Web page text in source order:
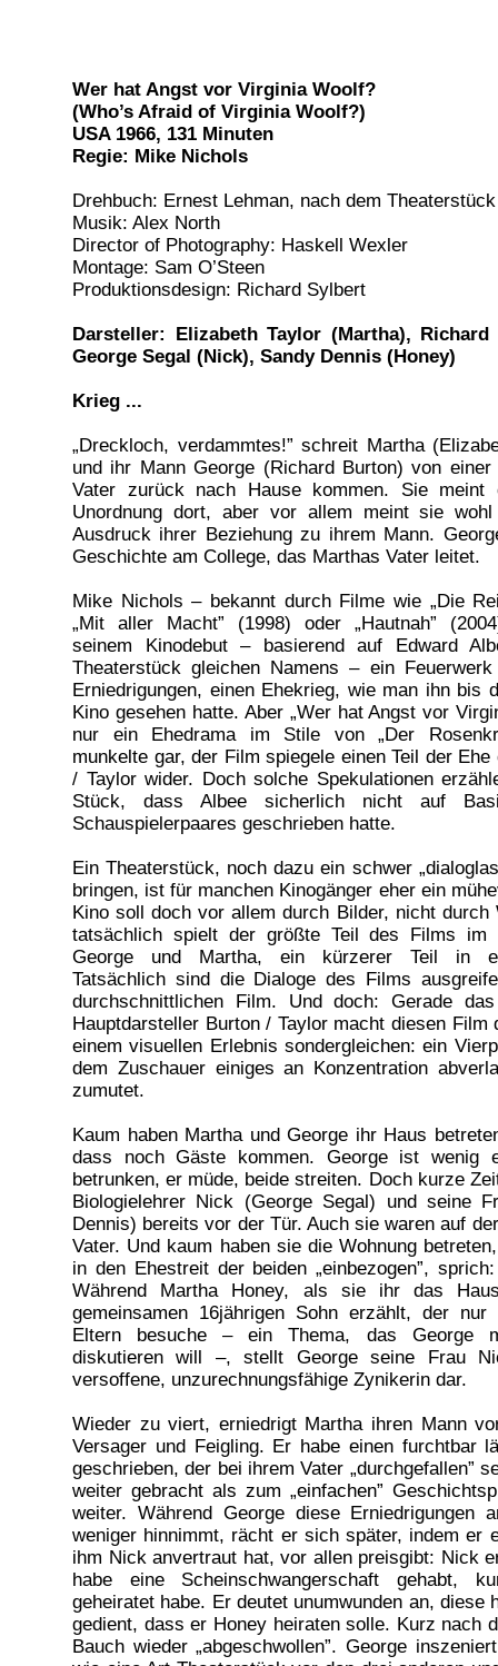
Wer hat Angst vor Virginia Woolf?
(Who’s Afraid of Virginia Woolf?)
USA 1966, 131 Minuten
Regie: Mike Nichols
Drehbuch: Ernest Lehman, nach dem
Musik: Alex North
Director of Photography: Haskell Wexler
Montage: Sam O’Steen
Produktionsdesign: Richard Sylbert
Darsteller: Elizabeth Taylor (Martha),
George Segal (Nick), Sandy Dennis (Honey)
Krieg ...
„Dreckloch, verdammtes!” schreit Martha
und ihr Mann George (Richard Burton) von
Vater zurück nach Hause kommen. Sie meint
Unordnung dort, aber vor allem meint sie
Ausdruck ihrer Beziehung zu ihrem Mann.
Geschichte am College, das Marthas Vater leitet.
Mike Nichols – bekannt durch Filme wie „Die
„Mit aller Macht” (1998) oder „Hautnah”
seinem Kinodebut – basierend auf Edward
Theaterstück gleichen Namens – ein
Erniedrigungen, einen Ehekrieg, wie man ihn bis
Kino gesehen hatte. Aber „Wer hat Angst vor
nur ein Ehedrama im Stile von „Der
munkelte gar, der Film spiegele einen Teil der
/ Taylor wider. Doch solche Spekulationen
Stück, dass Albee sicherlich nicht auf
Schauspielerpaares geschrieben hatte.
Ein Theaterstück, noch dazu ein schwer
bringen, ist für manchen Kinogänger eher ein
Kino soll doch vor allem durch Bilder, nicht durch
tatsächlich spielt der größte Teil des Films im
George und Martha, ein kürzerer Teil in
Tatsächlich sind die Dialoge des Films
durchschnittlichen Film. Und doch: Gerade
Hauptdarsteller Burton / Taylor macht diesen Film
einem visuellen Erlebnis sondergleichen: ein
dem Zuschauer einiges an Konzentration
zumutet.
Kaum haben Martha und George ihr Haus
dass noch Gäste kommen. George ist wenig
betrunken, er müde, beide streiten. Doch kurze
Biologielehrer Nick (George Segal) und seine
Dennis) bereits vor der Tür. Auch sie waren auf
Vater. Und kaum haben sie die Wohnung
in den Ehestreit der beiden „einbezogen”,
Während Martha Honey, als sie ihr das
gemeinsamen 16jährigen Sohn erzählt, der
Eltern besuche – ein Thema, das George
diskutieren will –, stellt George seine Frau
versoffene, unzurechnungsfähige Zynikerin dar.
Wieder zu viert, erniedrigt Martha ihren Mann
Versager und Feigling. Er habe einen furchtbar
geschrieben, der bei ihrem Vater „durchgefallen”
weiter gebracht als zum „einfachen”
weiter. Während George diese Erniedrigungen
weniger hinnimmt, rächt er sich später, indem er
ihm Nick anvertraut hat, vor allen preisgibt: Nick
habe eine Scheinschwangerschaft gehabt,
geheiratet habe. Er deutet unumwunden an, diese
gedient, dass er Honey heiraten solle. Kurz nach
Bauch wieder „abgeschwollen”. George